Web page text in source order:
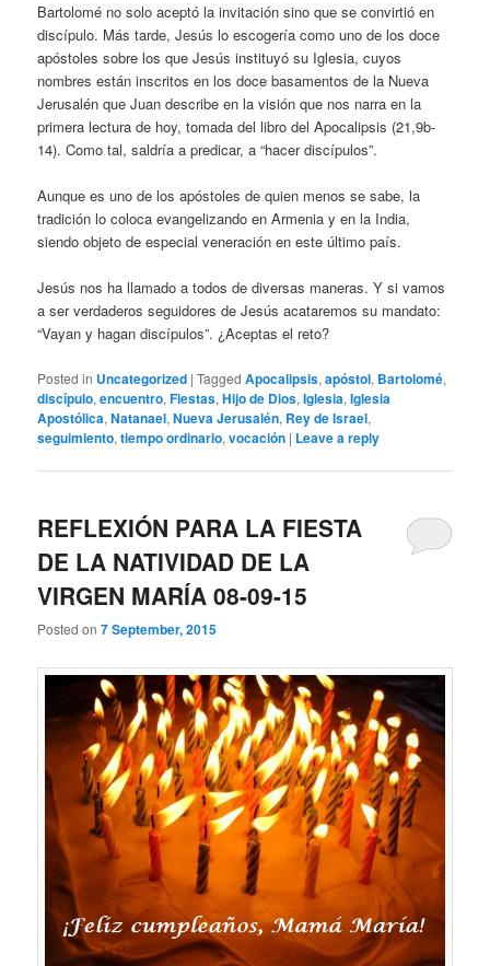
Bartolomé no solo aceptó la invitación sino que se convirtió en
discípulo. Más tarde, Jesús lo escogería como uno de los doce
apóstoles sobre los que Jesús instituyó su Iglesia, cuyos
nombres están inscritos en los doce basamentos de la Nueva
Jerusalén que Juan describe en la visión que nos narra en la
primera lectura de hoy, tomada del libro del Apocalipsis (21,9b-
14). Como tal, saldría a predicar, a “hacer discípulos”.
Aunque es uno de los apóstoles de quien menos se sabe, la
tradición lo coloca evangelizando en Armenia y en la India,
siendo objeto de especial veneración en este último país.
Jesús nos ha llamado a todos de diversas maneras. Y si vamos
a ser verdaderos seguidores de Jesús acataremos su mandato:
“Vayan y hagan discípulos”. ¿Aceptas el reto?
Posted in Uncategorized |Tagged Apocalipsis,apóstol, Bartolomé,
discípulo,encuentro,Fiestas,Hijo de Dios,Iglesia,Iglesia
Apostólica,Natanael,Nueva Jerusalén, Rey de Israel,
seguimiento,tiempo ordinario,vocación | Leave a reply
REFLEXIÓN PARA LA FIESTA
DE LA NATIVIDAD DE LA
VIRGEN MARÍA 08-09-15
Posted on7 September, 2015